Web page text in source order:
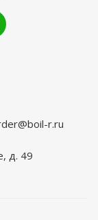
r.ru
д. 49